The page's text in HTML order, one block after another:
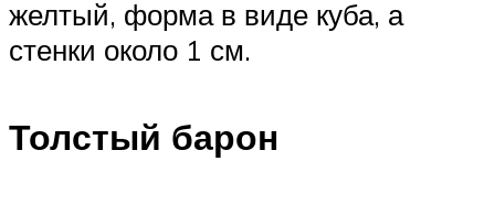
желтый, форма в виде куба, а
стенки около 1 см.
Толстый барон